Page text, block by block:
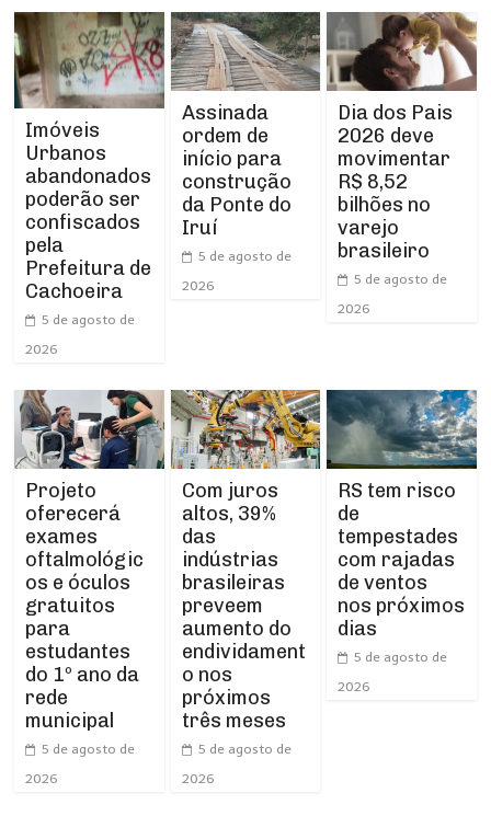
Imóveis
Urbanos
abandonados
poderão ser
confiscados
pela
Prefeitura de
Cachoeira
5 de agosto de
2026
Assinada
ordem de
início para
construção
da Ponte do
Iruí
5 de agosto de
2026
Dia dos Pais
2026 deve
movimentar
R$ 8,52
bilhões no
varejo
brasileiro
5 de agosto de
2026
Projeto
oferecerá
exames
oftalmológic
os e óculos
gratuitos
para
estudantes
do 1º ano da
rede
municipal
5 de agosto de
2026
Com juros
altos, 39%
das
indústrias
brasileiras
preveem
aumento do
endividament
o nos
próximos
três meses
5 de agosto de
2026
RS tem risco
de
tempestades
com rajadas
de ventos
nos próximos
dias
5 de agosto de
2026